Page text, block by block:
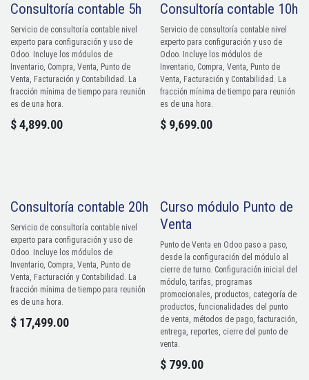
Consultoría contable 5h
Servicio de consultoría contable nivel
experto para configuración y uso de
Odoo. Incluye los módulos de
Inventario, Compra, Venta, Punto de
Venta, Facturación y Contabilidad. La
fracción mínima de tiempo para reunión
es de una hora.
$4,899.00
Consultoría contable 10h
Servicio de consultoría contable nivel
experto para configuración y uso de
Odoo. Incluye los módulos de
Inventario, Compra, Venta, Punto de
Venta, Facturación y Contabilidad. La
fracción mínima de tiempo para reunión
es de una hora.
$ 9,699.00
Consultoría contable 20h
Servicio de consultoría contable nivel
experto para configuración y uso de
Odoo. Incluye los módulos de
Inventario, Compra, Venta, Punto de
Venta, Facturación y Contabilidad. La
fracción mínima de tiempo para reunión
es de una hora.
$ 17,499.00
Curso módulo Punto de
Venta
Punto de Venta en Odoo paso a paso,
desde la configuración del módulo al
cierre de turno. Configuración inicial del
módulo, tarifas, programas
promocionales, productos, categoría de
productos, funcionalidades del punto
de venta, métodos de pago, facturación,
entrega, reportes, cierre del punto de
venta.
$ 799.00